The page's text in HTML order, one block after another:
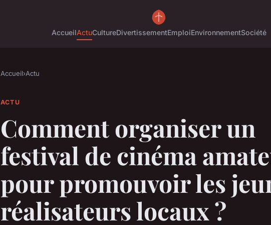
AccueilActuCultureDivertissementEmploiEnvironnementSociété
Accueil›Actu
ACTU
Comment organiser un
festival de cinéma
pour promouvoir les
réalisateurs locaux ?